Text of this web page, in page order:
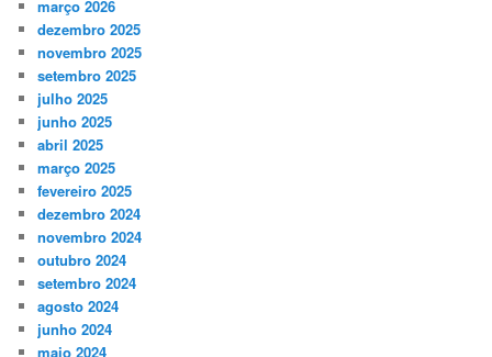
março 2026
dezembro 2025
novembro 2025
setembro 2025
julho 2025
junho 2025
abril 2025
março 2025
fevereiro 2025
dezembro 2024
novembro 2024
outubro 2024
setembro 2024
agosto 2024
junho 2024
maio 2024